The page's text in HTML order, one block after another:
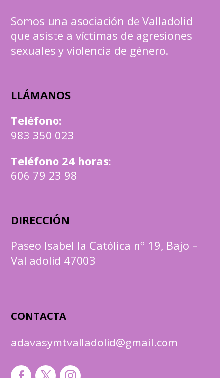
Somos una asociación de Valladolid
que asiste a víctimas de agresiones
sexuales y violencia de género.
LLÁMANOS
Teléfono:
983 350 023
Teléfono 24 horas:
606 79 23 98
DIRECCIÓN
Paseo Isabel la Católica nº 19, Bajo –
Valladolid 47003
CONTACTA
adavasymtvalladolid@gmail.com